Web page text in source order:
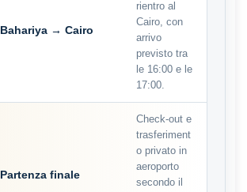
Bahariya → Cairo
rientro al
Cairo, con
arrivo
previsto tra
le 16:00 e le
17:00.
Partenza finale
Check-out e
trasferiment
o privato in
aeroporto
secondo il